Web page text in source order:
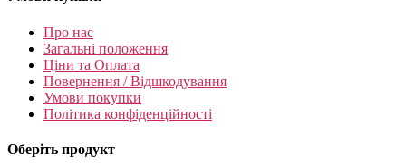
Про нас
Загальні положення
Ціни та Оплата
Повернення / Відшкодування
Умови покупки
Політика конфіденційності
Оберіть продукт